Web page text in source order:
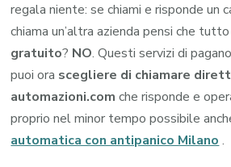
regala niente: se chiami e risponde un
chiama un’altra azienda pensi che tutto
gratuito? NO. Questi servizi di
puoi ora scegliere di chiamare
automazioni.com che risponde e
proprio nel minor tempo possibile
automatica con antipanico Milano.